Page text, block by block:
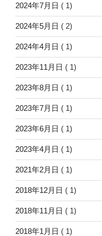
2024年7月日 ( 1)
2024年5月日 ( 2)
2024年4月日 ( 1)
2023年11月日 ( 1)
2023年8月日 ( 1)
2023年7月日 ( 1)
2023年6月日 ( 1)
2023年4月日 ( 1)
2021年2月日 ( 1)
2018年12月日 ( 1)
2018年11月日 ( 1)
2018年1月日 ( 1)